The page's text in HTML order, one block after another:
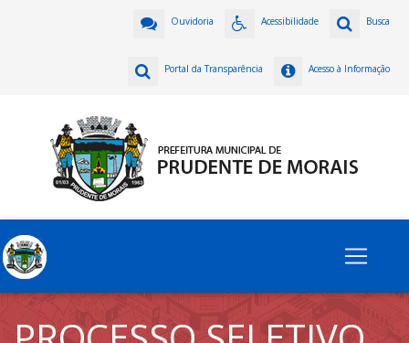
Busca
Acessibilidade
Ouvidoria
Acesso à Informação
Portal da Transparência